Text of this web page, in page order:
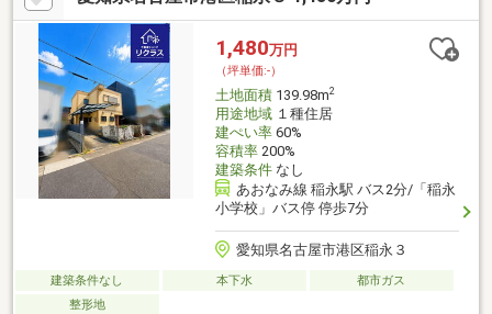
らいいの？どんな費用がかかるの？の疑問にすべて丁寧にお答え
します。＝＝＝＝＝＝＝＝＝＝＝＝＝＝＝＝＝＝＝＝＝＝＝＝＝
1,480万円
（坪単価:-）
土地面積139.98m2
用途地域１種住居
建ぺい率60%
容積率200%
建築条件なし
あおなみ線 稲永駅 バス2分/「稲永
小学校」バス停 停歩7分
愛知県名古屋市港区稲永３
建築条件なし 本下水
都市ガス
整形地